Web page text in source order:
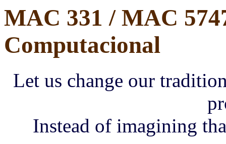
MAC 331 / MAC
Computacional
Let us change our
Instead of imagining